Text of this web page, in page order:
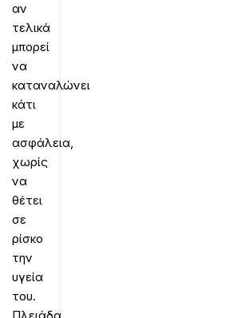
αν
τελικά
μπορεί
να
καταναλώνει
κάτι
με
ασφάλεια,
χωρίς
να
θέτει
σε
ρίσκο
την
υγεία
του.